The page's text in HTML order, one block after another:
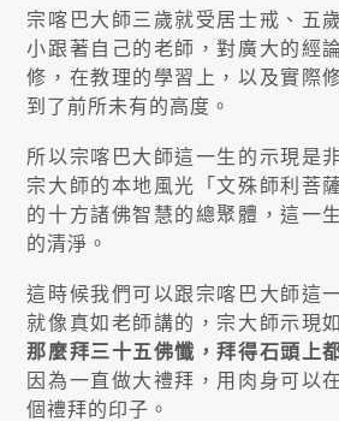
宗喀巴大師三歲就受居士戒、五
小跟著自己的老師，對廣大的經
修，在教理的學習上，以及實際
到了前所未有的高度。
所以宗喀巴大師這一生的示現是
宗大師的本地風光「文殊師利菩
的十方諸佛智慧的總聚體，這一
的清淨。
這時候我們可以跟宗喀巴大師這
就像真如老師講的，宗大師示現
那麼拜三十五佛懺，拜得石頭上
因為一直做大禮拜，用肉身可以
個禮拜的印子。